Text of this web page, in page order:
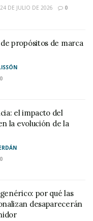
24 DE JULIO DE 2026 0
propósitos de marca
0
el impacto del
la evolución de la
0
por qué las
desaparecerán